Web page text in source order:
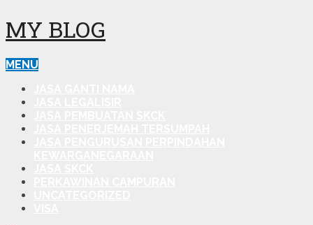
MY BLOG
MENU